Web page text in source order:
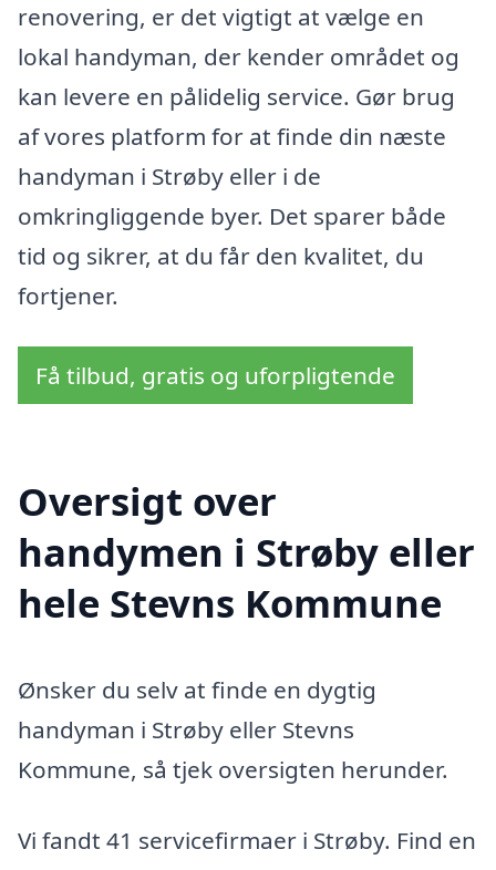
renovering, er det vigtigt at vælge en
lokal handyman, der kender området og
kan levere en pålidelig service. Gør brug
af vores platform for at finde din næste
handyman i Strøby eller i de
omkringliggende byer. Det sparer både
tid og sikrer, at du får den kvalitet, du
fortjener.
Få tilbud, gratis og uforpligtende
Oversigt over
handymen i Strøby eller
hele Stevns Kommune
Ønsker du selv at finde en dygtig
handyman i Strøby eller Stevns
Kommune, så tjek oversigten herunder.
Vi fandt 41 servicefirmaer i Strøby. Find en